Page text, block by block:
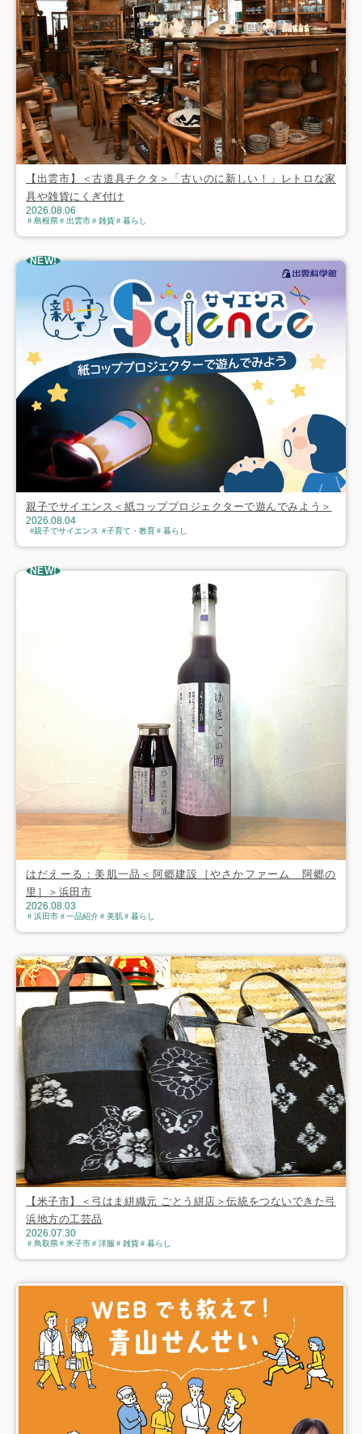
【出雲市】＜古道具チクタ＞「古いのに新しい！」レトロな家
具や雑貨にくぎ付け
2026.08.06
島根県 出雲市 雑貨 暮らし
NEW!
親子でサイエンス＜紙コッププロジェクターで遊んでみよう＞
2026.08.04
親子でサイエンス 子育て・教育 暮らし
NEW!
はだえーる：美肌一品＜阿郷建設［やさかファーム 阿郷の
里］＞浜田市
2026.08.03
浜田市 一品紹介 美肌 暮らし
【米子市】＜弓はま絣織元 ごとう絣店＞伝統をつないできた弓
浜地方の工芸品
2026.07.30
鳥取県 米子市 洋服 雑貨 暮らし